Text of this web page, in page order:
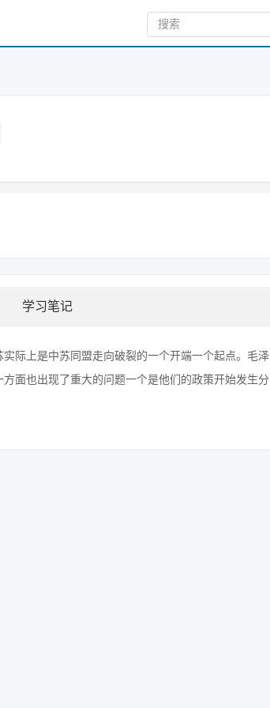
学习笔记
际上是中苏同盟走向破裂的一个开端一个起点。毛泽
面也出现了重大的问题一个是他们的政策开始发生分